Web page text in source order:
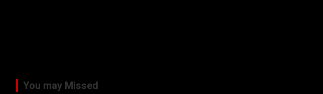
You may Missed